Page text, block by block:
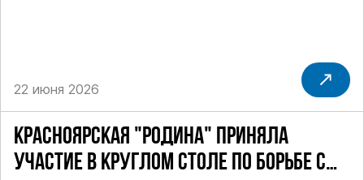
22 июня 2026
КРАСНОЯРСКАЯ "РОДИНА" ПРИНЯЛА
УЧАСТИЕ В КРУГЛОМ СТОЛЕ ПО БОРЬБЕ С